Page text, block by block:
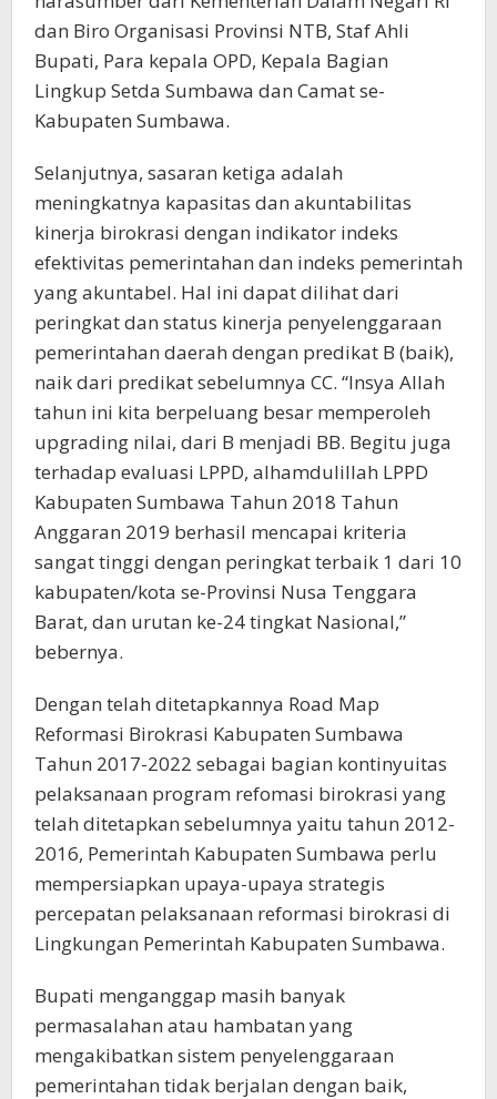
dan Biro Organisasi Provinsi NTB, Staf Ahli
Bupati, Para kepala OPD, Kepala Bagian
Lingkup Setda Sumbawa dan Camat se-
Kabupaten Sumbawa.
Selanjutnya, sasaran ketiga adalah
meningkatnya kapasitas dan akuntabilitas
kinerja birokrasi dengan indikator indeks
efektivitas pemerintahan dan indeks pemerintah
yang akuntabel. Hal ini dapat dilihat dari
peringkat dan status kinerja penyelenggaraan
pemerintahan daerah dengan predikat B (baik),
naik dari predikat sebelumnya CC. “Insya Allah
tahun ini kita berpeluang besar memperoleh
upgrading nilai, dari B menjadi BB. Begitu juga
terhadap evaluasi LPPD, alhamdulillah LPPD
Kabupaten Sumbawa Tahun 2018 Tahun
Anggaran 2019 berhasil mencapai kriteria
sangat tinggi dengan peringkat terbaik 1 dari 10
kabupaten/kota se-Provinsi Nusa Tenggara
Barat, dan urutan ke-24 tingkat Nasional,”
bebernya.
Dengan telah ditetapkannya Road Map
Reformasi Birokrasi Kabupaten Sumbawa
Tahun 2017-2022 sebagai bagian kontinyuitas
pelaksanaan program refomasi birokrasi yang
telah ditetapkan sebelumnya yaitu tahun 2012-
2016, Pemerintah Kabupaten Sumbawa perlu
mempersiapkan upaya-upaya strategis
percepatan pelaksanaan reformasi birokrasi di
Lingkungan Pemerintah Kabupaten Sumbawa.
Bupati menganggap masih banyak
permasalahan atau hambatan yang
mengakibatkan sistem penyelenggaraan
pemerintahan tidak berjalan dengan baik,